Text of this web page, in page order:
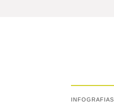
INFOGRAFIAS